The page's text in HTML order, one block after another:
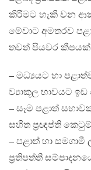
කිරීමට හැකි වන
මේවාට අමතරව
තවත් පියවර කීපයක්
– මධ්‍යයට හා
ව්‍යාකූල භාවයට ඉඩ
– සෑම පළාත්
සහිත ප්‍රඥප්ති
– පළාත් හා
ප්‍රතිපත්ති